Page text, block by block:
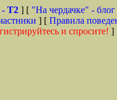
T2 ] [ "На чердачке" -
] [ Правила
и спросите! ]